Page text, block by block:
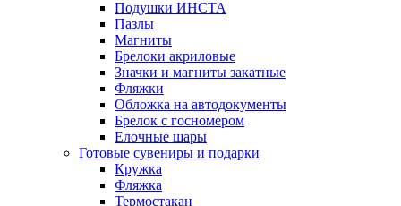
Подушки ИНСТА
Пазлы
Магниты
Брелоки акриловые
Значки и магниты закатные
Фляжки
Обложка на автодокументы
Брелок с госномером
Елочные шары
Готовые сувениры и подарки
Кружка
Фляжка
Термостакан